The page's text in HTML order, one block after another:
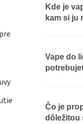
Kde je
kam si ju
Vape do
Čo je
dôležitou